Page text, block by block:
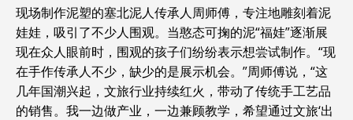
现场制作泥塑的塞北泥人传承人周师傅，专注地雕刻着泥
娃娃，吸引了不少人围观。当憨态可掬的泥“福娃”逐渐展
现在众人眼前时，围观的孩子们纷纷表示想尝试制作。“现
在手作传承人不少，缺少的是展示机会。”周师傅说，“这
几年国潮兴起，文旅行业持续红火，带动了传统手工艺品
的销售。我一边做产业，一边兼顾教学，希望通过文旅‘出